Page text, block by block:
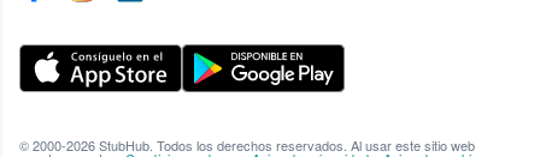
© 2000-2026 StubHub. Todos los derechos reservados. Al usar este sitio web